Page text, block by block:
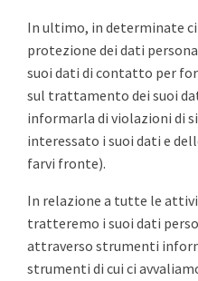
In ultimo, in determinate
protezione dei dati
suoi dati di contatto per
sul trattamento dei suoi
informarla di violazioni di
interessato i suoi dati e
farvi fronte).
In relazione a tutte le
tratteremo i suoi dati
attraverso strumenti
strumenti di cui ci